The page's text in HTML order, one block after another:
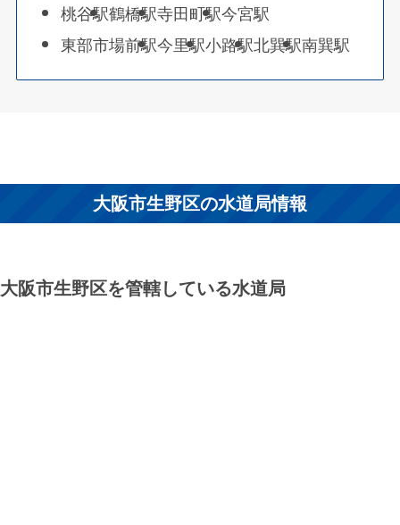
桃谷駅鶴橋駅寺田町駅今宮駅
東部市場前駅今里駅小路駅北巽駅南巽駅
大阪市生野区の水道局情報
大阪市生野区を管轄している水道局